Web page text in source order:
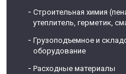
Строительная химия
утеплитель, герметик,
Грузоподъемное и
оборудование
Расходные материалы